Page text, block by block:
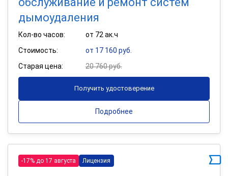
дымоудаления
Кол-во часов:
от 72 ак.ч
Стоимость:
от 17 160 руб.
Старая цена:
20 760 руб.
Получить удостоверение
Подробнее
-17% до 17 августа Лицензия